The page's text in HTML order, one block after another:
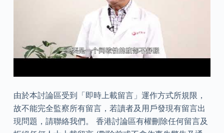
由於本討論區受到「即時上載留言」運作方式所規限，
故不能完全監察所有留言，若讀者及用戶發現有留言出
現問題，請聯絡我們。 香港討論區有權刪除任何留言及